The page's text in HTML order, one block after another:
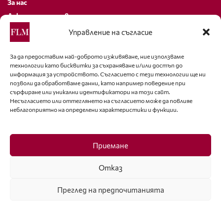
Управление на съгласие
За да предоставим най-доброто изживяване, ние използваме
технологии като бисквитки за съхраняване и/или достъп до
информация за устройството. Съгласието с тези технологии ще ни
позволи да обработваме данни, като например поведение при
сърфиране или уникални идентификатори на този сайт.
Несъгласието или оттеглянето на съгласието може да повлияе
неблагоприятно на определени характеристики и функции.
Приемане
Отказ
Преглед на предпочитанията
За нас
Декларация за поверителност
Политика за бисквитки
За контакти
editor@fashion-lifestyle.net
+359 88 227 33 47
Последвайте ни
Facebook
ISSN 1314-8915 Copyright © 2007-2025 Ot igla do konetz Ltd. & Fashion.bg